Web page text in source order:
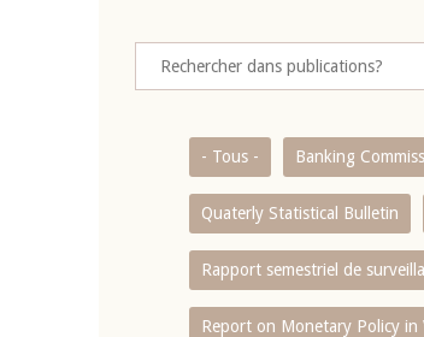
- Tous - Banking
Quaterly Statistical Bulletin
Rapport semestriel de
Report on Monetary Policy in